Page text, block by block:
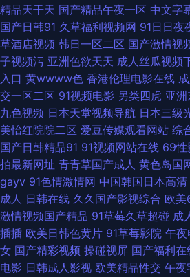
内自拍AV 欧美操逼网 日本A片在线看 五月天激
产人人 超碰97天天操 国产熟妇久久 精品视频
片 午夜伦理精美A片 中文字幕美腿丝袜 97最
利网 欧美大肥婆p 日韩老湿影院 午夜少妇片
国产成人精品久久 狼友最新福利网站 人妖先锋
视频 97色色超碰在线 东京热色图片 黄色香蕉
人澡精品 午夜AV影院 综合网97 97人妻色色
美群交网 日韩精品第四页 午夜神马福利影院
精品天干天 国产精品午夜一区 中文字
国产日韩91 久草福利视频网 91日日夜
草酒店视频 韩日一区二区 国产激情视
子视频污 亚洲色欲天天 成人丝瓜视频
入口 黄wwww色 香港伦理电影在线
交一区二区 91视频电影 另类四虎 亚
九色视频 日本天堂视频导航 日本三级
美怡红院院二区 爱豆传媒观看网站 综
国产日韩精品91 91视频网站在线 69性
拍最新网址 青青草国产成人 黄色岛国
gayv 91色情激情网 中国韩国日本高清
成人 日韩在线 久久国产影视综合 欧
激情视频国产精品 91草莓久草超碰 成
插插 欧美日韩色黄片 91草莓影院 午夜
女 国产精彩视频 操碰视屏 国产福利在
电影 日韩成人影视 欧美精品性交 午夜